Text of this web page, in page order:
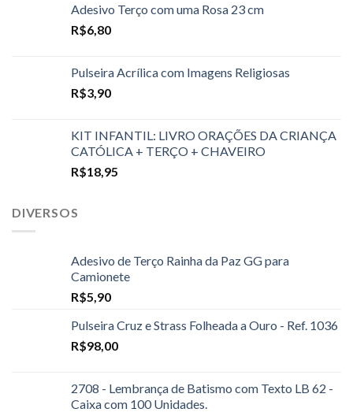
Adesivo Terço com uma Rosa 23 cm
R$6,80
Pulseira Acrílica com Imagens Religiosas
R$3,90
KIT INFANTIL: LIVRO ORAÇÕES DA CRIANÇA
CATÓLICA + TERÇO + CHAVEIRO
R$18,95
DIVERSOS
Adesivo de Terço Rainha da Paz GG para
Camionete
R$5,90
Pulseira Cruz e Strass Folheada a Ouro - Ref. 1036
R$98,00
2708 - Lembrança de Batismo com Texto LB 62 -
Caixa com 100 Unidades.